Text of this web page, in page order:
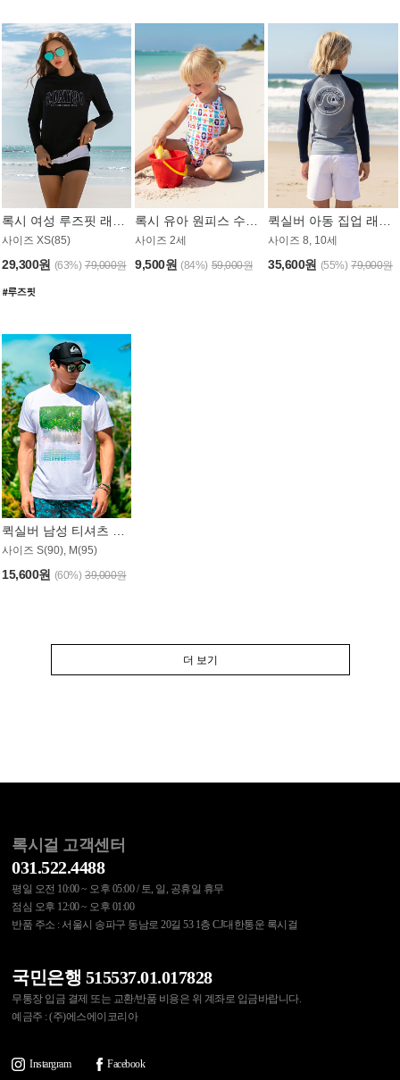
사이즈 XS(85)
29,300원 (63%) 79,000원
사이즈 2세
9,500원 (84%) 59,000원
사이즈 8, 10세
35,600원 (55%) 79,000원
퀵실버 남성 티셔츠 MST357WQS
사이즈 S(90), M(95)
15,600원 (60%) 39,000원
더 보기
록시걸 고객센터
031.522.4488
평일 오전 10:00 ~ 오후 05:00 / 토, 일, 공휴일 휴무
점심 오후 12:00 ~ 오후 01:00
반품 주소 : 서울시 송파구 동남로 20길 53 1층 CJ대한통운 록시걸
국민은행 515537.01.017828
무통장 입금 결제 또는 교환/반품 비용은 위 계좌로 입금바랍니다.
예금주 : (주)에스에이코리아
Instargram Facebook